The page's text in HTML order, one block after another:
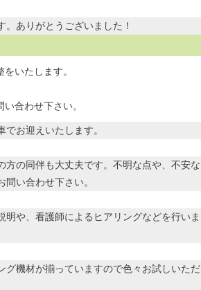
。ありがとうございました！
いたします。
合わせ下さい。
でお迎えいたします。
方の同伴も大丈夫です。不明な点や、不安な
問い合わせ下さい。
明や、看護師によるヒアリングなどを行いま
グ機材が揃っていますので色々お試しいただ